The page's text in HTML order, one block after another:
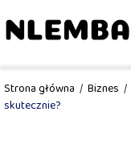
Strona główna / Biznes /
skutecznie?